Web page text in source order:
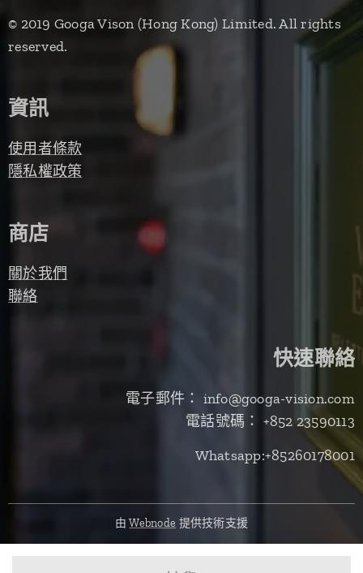
© 2019 Googa Vison (Hong Kong) Limited. All rights
reserved.
資訊
使用者條款
隱私權政策
商店
關於我們
聯絡
快速聯絡
電子郵件： info@googa-vision.com
電話號碼： +852 23590113
Whatsapp:+85260178001
由Webnode 提供技術支援